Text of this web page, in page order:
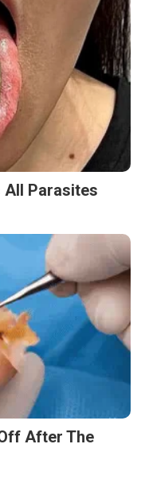
All Parasites
After The